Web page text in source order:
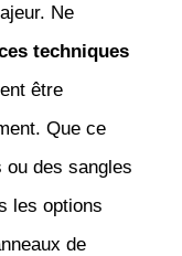
Ne
techniques
être
Que ce
des sangles
les options
de